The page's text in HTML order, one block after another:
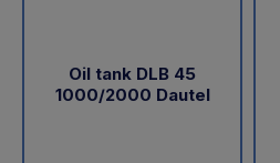
Oil tank DLB 45
1000/2000 Dautel